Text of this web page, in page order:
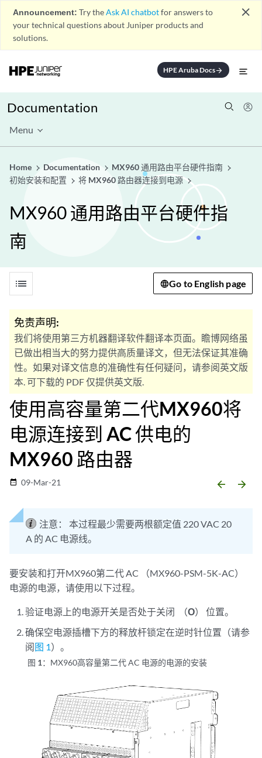
Announcement: Try theAsk AI chatbotfor answers to
your technical questions about Juniper products and
solutions.
close
HPE Aruba Docsarrow_forward
Documentation
Menu
Home Documentation
MX960 通用路由平台硬件指南
初始安装和配置
将 MX960 路由器连接到电源
MX960 通用路由平台硬件指
南
list Go to English page
免责声明:
我们将使用第三方机器翻译软件翻译本页面。瞻博网络虽
已做出相当大的努力提供高质量译文，但无法保证其准确
性。如果对译文信息的准确性有任何疑问，请参阅英文版
本. 可下载的 PDF 仅提供英文版.
使用高容量第二代MX960将
电源连接到 AC 供电的
MX960 路由器
date_range 09-Mar-21 arrow_backward arrow_forward
注意：
本过程最少需要两根额定值 220 VAC 20
A 的 AC 电源线。
要安装和打开MX960第二代 AC （MX960-PSM-5K-AC）
电源的电源，请使用以下过程。
验证电源上的电源开关是否处于关闭 （O） 位置。
确保空电源插槽下方的释放杆锁定在逆时针位置（请参
阅图 1）。
图 1： MX960高容量第二代 AC 电源的电源的安装